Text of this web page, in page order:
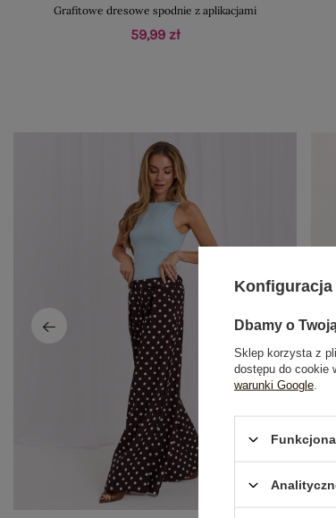
Grafitowe dresowe spodnie z aplikacjami
59,99 zł
Konfiguracja
Dbamy o
Sklep korzysta z
dostępu do cookie
warunki Google